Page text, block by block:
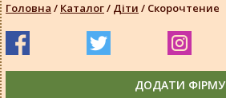
Головна / Каталог/ Діти / Скорочтение
ДОДАТИ ФІРМУ